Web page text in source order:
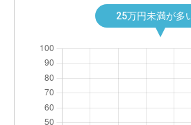
25万円未満が多